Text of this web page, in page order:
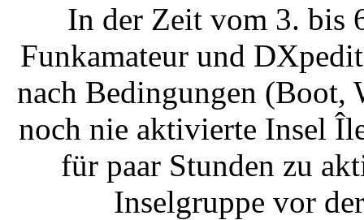
In der Zeit vom 3. bis
Funkamateur und
nach Bedingungen (Boot,
noch nie aktivierte Insel
für paar Stunden zu
Inselgruppe vor